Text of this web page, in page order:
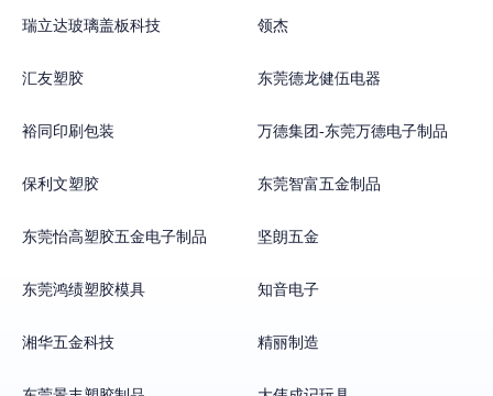
瑞立达玻璃盖板科技 领杰
汇友塑胶 东莞德龙健伍电器
裕同印刷包装 万德集团-东莞万德电子制品
保利文塑胶 东莞智富五金制品
东莞怡高塑胶五金电子制品 坚朗五金
东莞鸿绩塑胶模具 知音电子
湘华五金科技 精丽制造